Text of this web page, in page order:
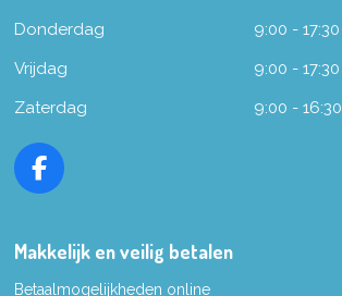
Donderdag
9:00 - 17:30
Vrijdag
9:00 - 17:30
Zaterdag
9:00 - 16:30
F
a
e
Makkelijk en veilig betalen
Betaalmogelijkheden online